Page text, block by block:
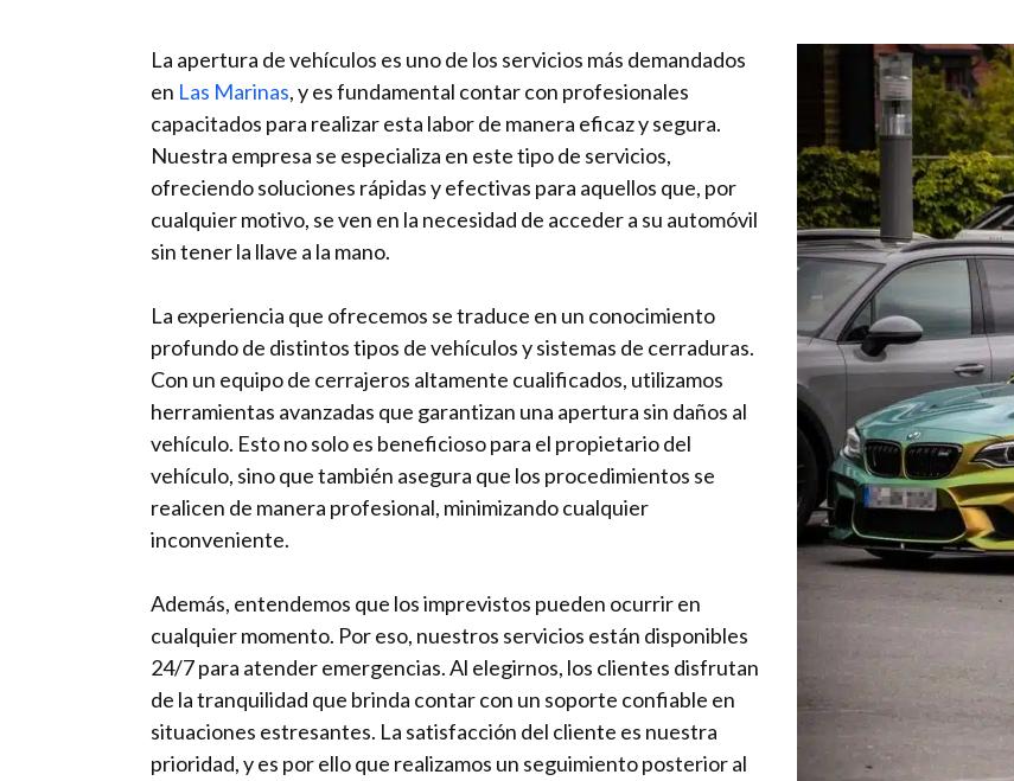
La apertura de vehículos es uno de los servicios más demandados
en Las Marinas, y es fundamental contar con profesionales
capacitados para realizar esta labor de manera eficaz y segura.
Nuestra empresa se especializa en este tipo de servicios,
ofreciendo soluciones rápidas y efectivas para aquellos que, por
cualquier motivo, se ven en la necesidad de acceder a su automóvil
sin tener la llave a la mano.
La experiencia que ofrecemos se traduce en un conocimiento
profundo de distintos tipos de vehículos y sistemas de cerraduras.
Con un equipo de cerrajeros altamente cualificados, utilizamos
herramientas avanzadas que garantizan una apertura sin daños al
vehículo. Esto no solo es beneficioso para el propietario del
vehículo, sino que también asegura que los procedimientos se
realicen de manera profesional, minimizando cualquier
inconveniente.
Además, entendemos que los imprevistos pueden ocurrir en
cualquier momento. Por eso, nuestros servicios están disponibles
24/7 para atender emergencias. Al elegirnos, los clientes disfrutan
de la tranquilidad que brinda contar con un soporte confiable en
situaciones estresantes. La satisfacción del cliente es nuestra
prioridad, y es por ello que realizamos un seguimiento posterior al